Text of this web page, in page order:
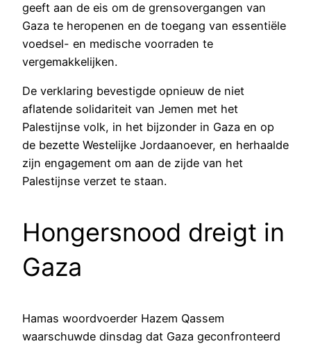
geeft aan de eis om de grensovergangen van
Gaza te heropenen en de toegang van essentiële
voedsel- en medische voorraden te
vergemakkelijken.
De verklaring bevestigde opnieuw de niet
aflatende solidariteit van Jemen met het
Palestijnse volk, in het bijzonder in Gaza en op
de bezette Westelijke Jordaanoever, en herhaalde
zijn engagement om aan de zijde van het
Palestijnse verzet te staan.
Hongersnood dreigt in
Gaza
Hamas woordvoerder Hazem Qassem
waarschuwde dinsdag dat Gaza geconfronteerd